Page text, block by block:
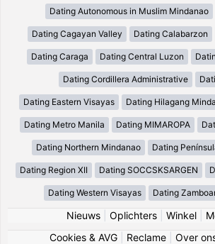
Dating Autonomous in Muslim Mindanao
Dating Cagayan Valley Dating Calabarzon
Dating Caraga Dating Central Luzon
Dating Cordillera Administrative
Dating Eastern Visayas Dating Hilagang
Dating Metro Manila Dating MIMAROPA
Dating Northern Mindanao Dating
Dating Region XII Dating SOCCSKSARGEN
Dating Western Visayas Dating
Nieuws| Oplichters| Winkel|
Cookies & AVG
Reclame Over